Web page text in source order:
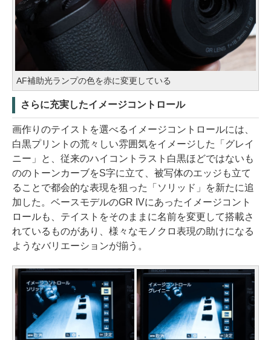
AF補助光ランプの色を赤に変更している
さらに充実したイメージコントロール
画作りのテイストを選べるイメージコントロールには、
白黒プリントの荒々しい雰囲気をイメージした「グレイ
ニー」と、従来のハイコントラスト白黒ほどではないも
ののトーンカーブをS字に立て、被写体のエッジも立て
ることで都会的な表現を狙った「ソリッド」を新たに追
加した。ベースモデルのGR IVにあったイメージコント
ロールも、テイストをそのままに名前を変更して搭載さ
れているものがあり、様々なモノクロ表現の助けになる
ようなバリエーションが揃う。